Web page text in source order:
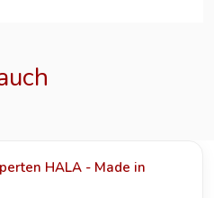
HALA - Made in